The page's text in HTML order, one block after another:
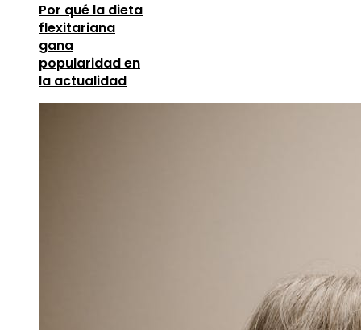
Por qué la dieta
flexitariana
gana
popularidad en
la actualidad